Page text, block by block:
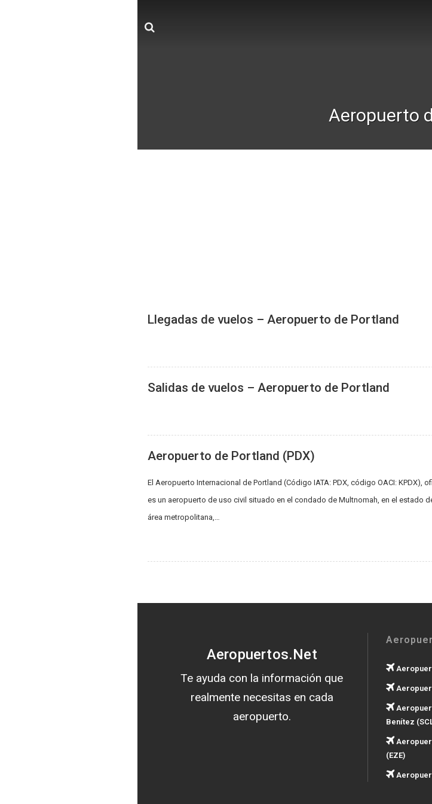
Aeropuerto
Llegadas de vuelos – Aeropuerto de Portland
Salidas de vuelos – Aeropuerto de Portland
Aeropuerto de Portland (PDX)
El Aeropuerto Internacional de Portland (Código IATA: PDX, código OACI: KPDX),
es un aeropuerto de uso civil situado en el condado de Multnomah, en el estado
área metropolitana,…
Aeropuertos.Net
Te ayuda con la información que
realmente necesitas en cada
aeropuerto.
Benítez
(EZE)